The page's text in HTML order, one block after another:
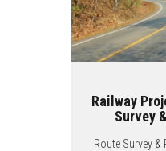
Railway
Survey
Route Survey